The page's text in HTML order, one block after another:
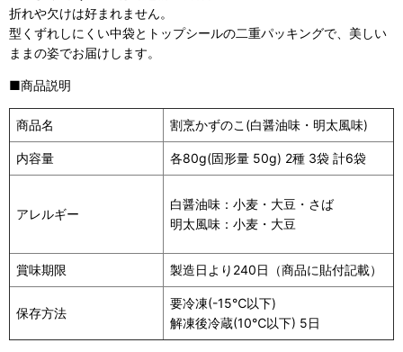
折れや欠けは好まれません。
型くずれしにくい中袋とトップシールの二重パッキングで、美しい
ままの姿でお届けします。
■商品説明
商品名 割烹かずのこ(白醤油味・明太風味)
内容量 各80g(固形量 50g) 2種 3袋 計6袋
アレルギー
白醤油味：小麦・大豆・さば
明太風味：小麦・大豆
賞味期限 製造日より240日（商品に貼付記載）
保存方法
要冷凍(-15℃以下)
解凍後冷蔵(10℃以下) 5日